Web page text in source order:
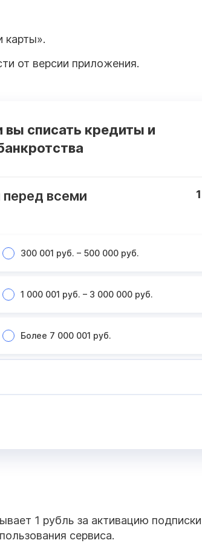
карты».
от версии приложения.
вы списать кредиты и
всеми
300 001 руб. – 500 000 руб.
1 000 001 руб. – 3 000 000 руб.
Более 7 000 001 руб.
1
1 рубль за активацию
сервиса.